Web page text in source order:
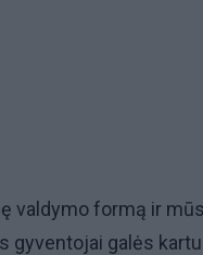
valdymo formą ir
gyventojai galės